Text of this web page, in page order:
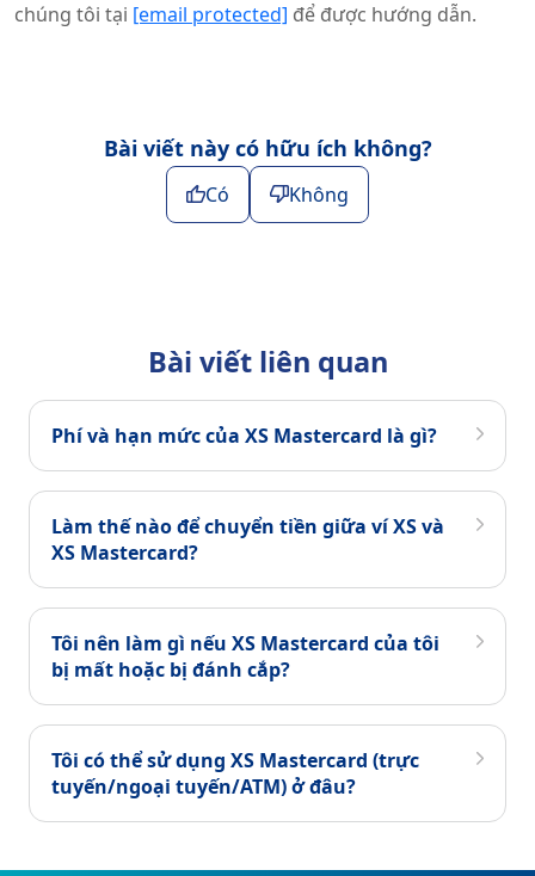
chúng tôi tại [email protected] để được hướng dẫn.
Bài viết này có hữu ích không?
Có Không
Bài viết liên quan
Phí và hạn mức của XS Mastercard là gì?
Làm thế nào để chuyển tiền giữa ví XS và
XS Mastercard?
Tôi nên làm gì nếu XS Mastercard của tôi
bị mất hoặc bị đánh cắp?
Tôi có thể sử dụng XS Mastercard (trực
tuyến/ngoại tuyến/ATM) ở đâu?